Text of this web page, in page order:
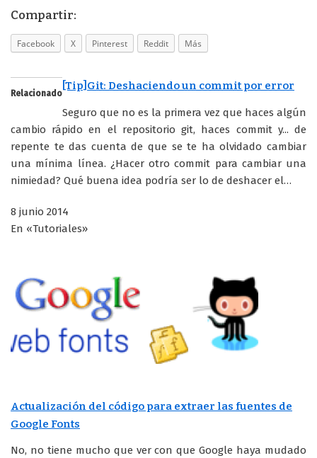
Compartir:
Facebook X Pinterest Reddit Más
Relacionado
[Tip]Git: Deshaciendo un commit por error
Seguro que no es la primera vez que haces algún
cambio rápido en el repositorio git, haces commit y... de
repente te das cuenta de que se te ha olvidado cambiar
una mínima línea. ¿Hacer otro commit para cambiar una
nimiedad? Qué buena idea podría ser lo de deshacer el…
8 junio 2014
En «Tutoriales»
Actualización del código para extraer las fuentes de
Google Fonts
No, no tiene mucho que ver con que Google haya mudado